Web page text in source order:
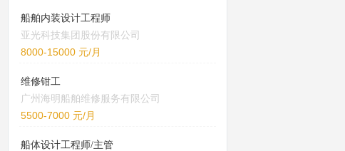
船舶内装设计工程师
亚光科技集团股份有限公司
8000-15000 元/月
维修钳工
广州海明船舶维修服务有限公司
5500-7000 元/月
船体设计工程师/主管